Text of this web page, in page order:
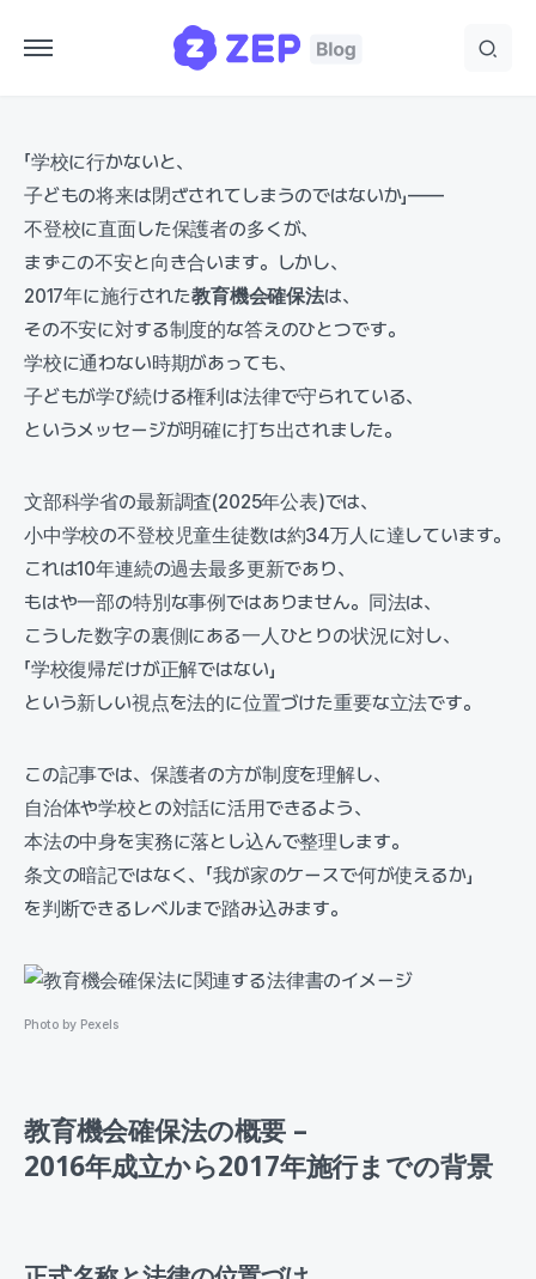
「学校に行かないと、
子どもの将来は閉ざされてしまうのではないか」——
不登校に直面した保護者の多くが、
まずこの不安と向き合います。しかし、
2017年に施行された教育機会確保法は、
その不安に対する制度的な答えのひとつです。
学校に通わない時期があっても、
子どもが学び続ける権利は法律で守られている、
というメッセージが明確に打ち出されました。
文部科学省の最新調査(2025年公表)では、
小中学校の不登校児童生徒数は約34万人に達しています。
これは10年連続の過去最多更新であり、
もはや一部の特別な事例ではありません。同法は、
こうした数字の裏側にある一人ひとりの状況に対し、
「学校復帰だけが正解ではない」
という新しい視点を法的に位置づけた重要な立法です。
この記事では、保護者の方が制度を理解し、
自治体や学校との対話に活用できるよう、
本法の中身を実務に落とし込んで整理します。
条文の暗記ではなく、「我が家のケースで何が使えるか」
を判断できるレベルまで踏み込みます。
Photo by Pexels
教育機会確保法の概要 –
2016年成立から2017年施行までの背景